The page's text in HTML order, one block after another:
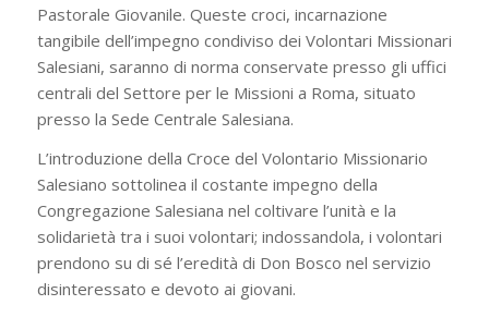
Pastorale Giovanile. Queste croci, incarnazione
tangibile dell’impegno condiviso dei Volontari Missionari
Salesiani, saranno di norma conservate presso gli uffici
centrali del Settore per le Missioni a Roma, situato
presso la Sede Centrale Salesiana.
L’introduzione della Croce del Volontario Missionario
Salesiano sottolinea il costante impegno della
Congregazione Salesiana nel coltivare l’unità e la
solidarietà tra i suoi volontari; indossandola, i volontari
prendono su di sé l’eredità di Don Bosco nel servizio
disinteressato e devoto ai giovani.